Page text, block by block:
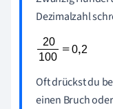
Dezimalzahl
Oft drückst du
einen Bruch